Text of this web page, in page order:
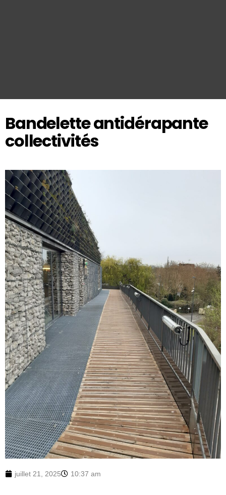
Bandelette antidérapante
collectivités
juillet 21, 2025 10:37 am